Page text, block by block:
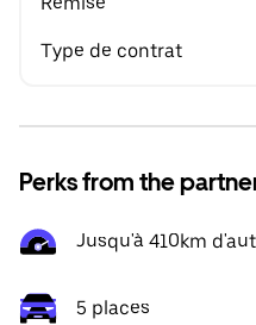
Type de contrat
Perks from the
Jusqu'à 410km
5 places